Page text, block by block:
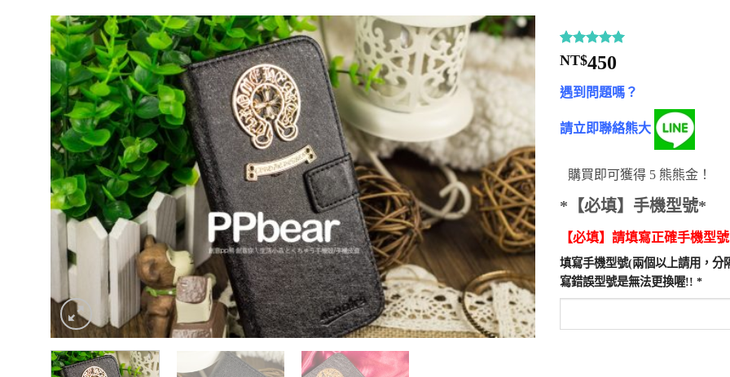
評分5/
5，已有
6
位
顧客進行評
分
NT$450
遇到問題嗎？
請立即聯絡熊大
購買即可獲得 5 熊熊金！
*【必填】手機型號*
【必填】請填寫正確手機型號
填寫手機型號(兩個以上請用，分
寫錯誤型號是無法更換喔!! *